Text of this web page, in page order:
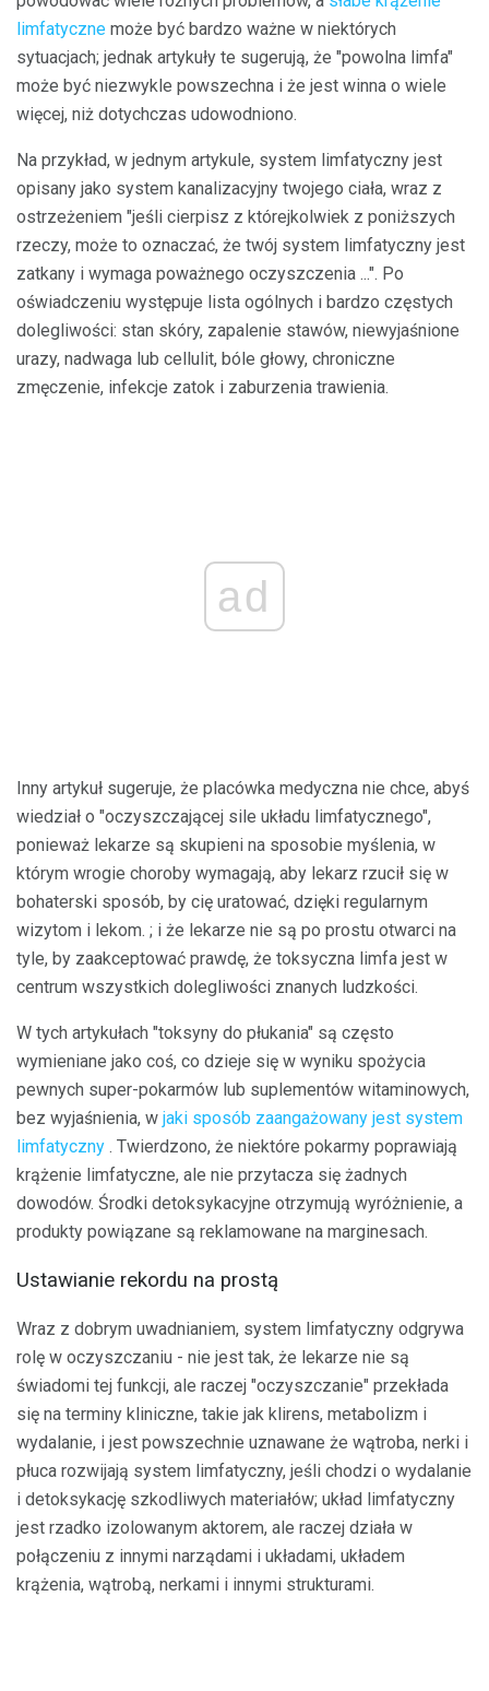
limfatyczne może być bardzo ważne w niektórych
sytuacjach; jednak artykuły te sugerują, że "powolna limfa"
może być niezwykle powszechna i że jest winna o wiele
więcej, niż dotychczas udowodniono.
Na przykład, w jednym artykule, system limfatyczny jest
opisany jako system kanalizacyjny twojego ciała, wraz z
ostrzeżeniem "jeśli cierpisz z którejkolwiek z poniższych
rzeczy, może to oznaczać, że twój system limfatyczny jest
zatkany i wymaga poważnego oczyszczenia ...". Po
oświadczeniu występuje lista ogólnych i bardzo częstych
dolegliwości: stan skóry, zapalenie stawów, niewyjaśnione
urazy, nadwaga lub cellulit, bóle głowy, chroniczne
zmęczenie, infekcje zatok i zaburzenia trawienia.
ad
Inny artykuł sugeruje, że placówka medyczna nie chce, abyś
wiedział o "oczyszczającej sile układu limfatycznego",
ponieważ lekarze są skupieni na sposobie myślenia, w
którym wrogie choroby wymagają, aby lekarz rzucił się w
bohaterski sposób, by cię uratować, dzięki regularnym
wizytom i lekom. ; i że lekarze nie są po prostu otwarci na
tyle, by zaakceptować prawdę, że toksyczna limfa jest w
centrum wszystkich dolegliwości znanych ludzkości.
W tych artykułach "toksyny do płukania" są często
wymieniane jako coś, co dzieje się w wyniku spożycia
pewnych super-pokarmów lub suplementów witaminowych,
bez wyjaśnienia, w jaki sposób zaangażowany jest system
limfatyczny . Twierdzono, że niektóre pokarmy poprawiają
krążenie limfatyczne, ale nie przytacza się żadnych
dowodów. Środki detoksykacyjne otrzymują wyróżnienie, a
produkty powiązane są reklamowane na marginesach.
Ustawianie rekordu na prostą
Wraz z dobrym uwadnianiem, system limfatyczny odgrywa
rolę w oczyszczaniu - nie jest tak, że lekarze nie są
świadomi tej funkcji, ale raczej "oczyszczanie" przekłada
się na terminy kliniczne, takie jak klirens, metabolizm i
wydalanie, i jest powszechnie uznawane że wątroba, nerki i
płuca rozwijają system limfatyczny, jeśli chodzi o wydalanie
i detoksykację szkodliwych materiałów; układ limfatyczny
jest rzadko izolowanym aktorem, ale raczej działa w
połączeniu z innymi narządami i układami, układem
krążenia, wątrobą, nerkami i innymi strukturami.